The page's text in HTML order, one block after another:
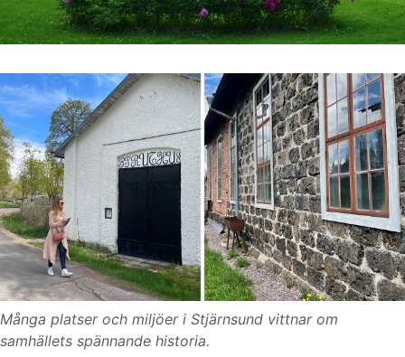
Många platser och miljöer i Stjärnsund vittnar om
samhällets spännande historia.